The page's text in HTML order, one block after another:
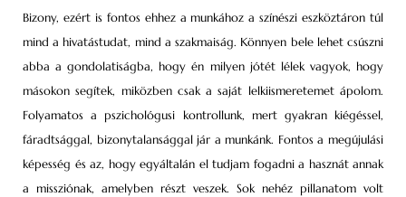
Bizony, ezért is fontos ehhez a munkához a színészi eszköztáron túl
mind a hivatástudat, mind a szakmaiság. Könnyen bele lehet csúszni
abba a gondolatiságba, hogy én milyen jótét lélek vagyok, hogy
másokon segítek, miközben csak a saját lelkiismeretemet ápolom.
Folyamatos a pszichológusi kontrollunk, mert gyakran kiégéssel,
fáradtsággal, bizonytalansággal jár a munkánk. Fontos a megújulási
képesség és az, hogy egyáltalán el tudjam fogadni a hasznát annak
a missziónak, amelyben részt veszek. Sok nehéz pillanatom volt